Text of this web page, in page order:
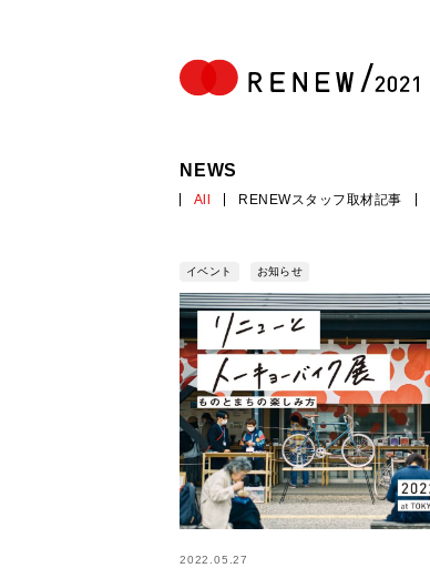
NEWS
All RENEWスタッフ取材記事
イベント お知らせ
2022.05.27